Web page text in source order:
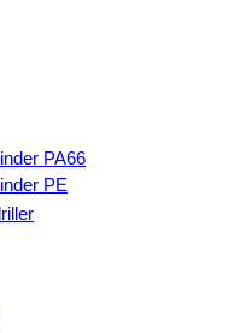
PA66
PE